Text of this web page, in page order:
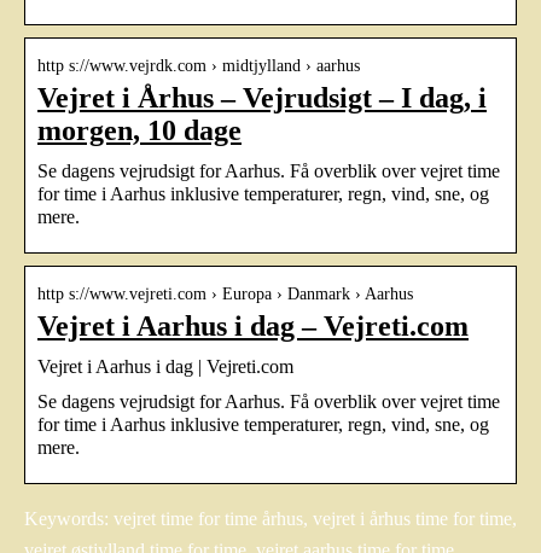
http s://www.vejrdk.com › midtjylland › aarhus
Vejret i Århus – Vejrudsigt – I dag, i
morgen, 10 dage
Se dagens vejrudsigt for Aarhus. Få overblik over vejret time
for time i Aarhus inklusive temperaturer, regn, vind, sne, og
mere.
http s://www.vejreti.com › Europa › Danmark › Aarhus
Vejret i Aarhus i dag – Vejreti.com
Vejret i Aarhus i dag | Vejreti.com
Se dagens vejrudsigt for Aarhus. Få overblik over vejret time
for time i Aarhus inklusive temperaturer, regn, vind, sne, og
mere.
Keywords: vejret time for time århus, vejret i århus time for time,